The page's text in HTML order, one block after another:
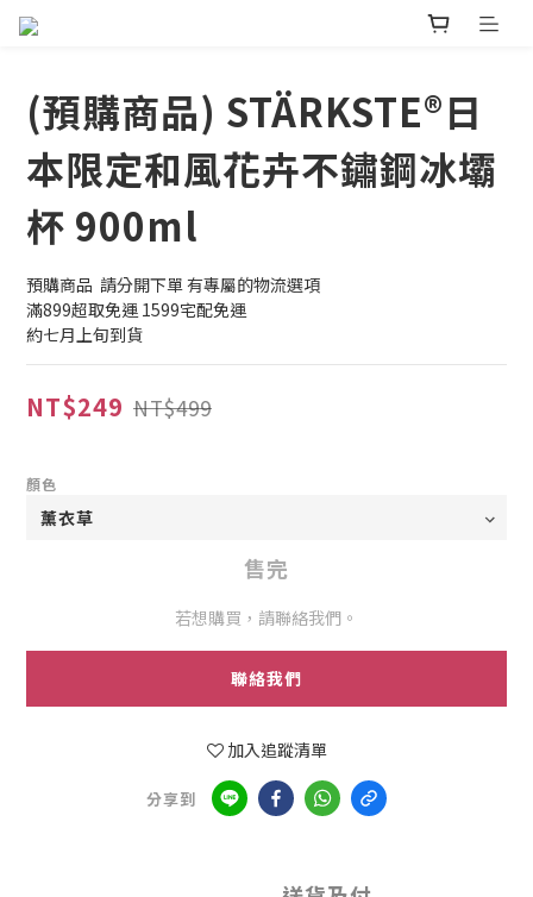
(預購商品) STÄRKSTE®日
本限定和風花卉不鏽鋼冰壩
杯 900ml
預購商品  請分開下單 有專屬的物流選項
滿899超取免運 1599宅配免運
約七月上旬到貨
NT$249 NT$499
顏色
售完
若想購買，請聯絡我們。
聯絡我們
加入追蹤清單
分享到